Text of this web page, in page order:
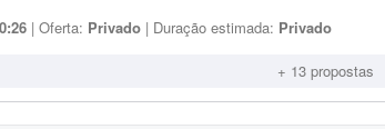
| Oferta: Privado | Duração estimada: Privado
+ 13 propostas